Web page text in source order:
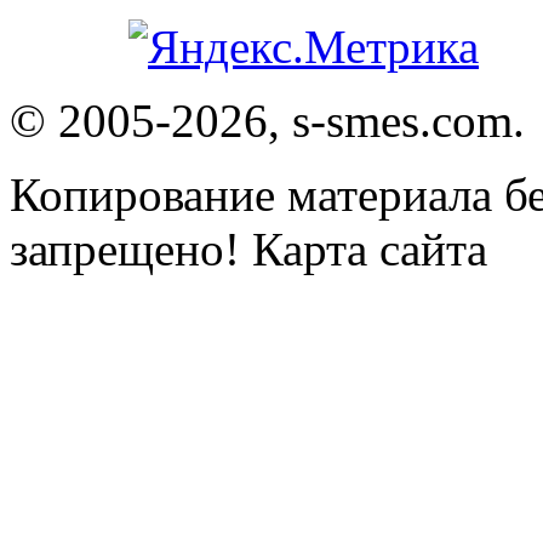
© 2005-2026, s-smes.com.
Копирование материала
запрещено! Карта сайта